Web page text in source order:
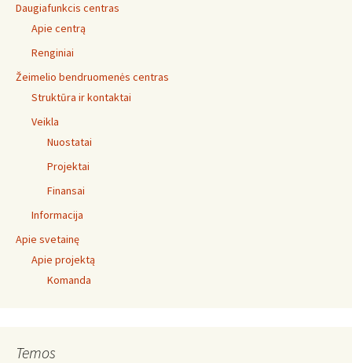
Daugiafunkcis centras
Apie centrą
Renginiai
Žeimelio bendruomenės centras
Struktūra ir kontaktai
Veikla
Nuostatai
Projektai
Finansai
Informacija
Apie svetainę
Apie projektą
Komanda
Temos